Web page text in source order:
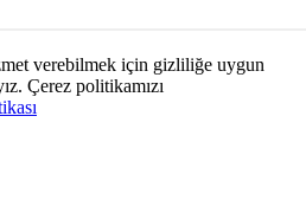
verebilmek için gizliliğe uygun
Çerez politikamızı